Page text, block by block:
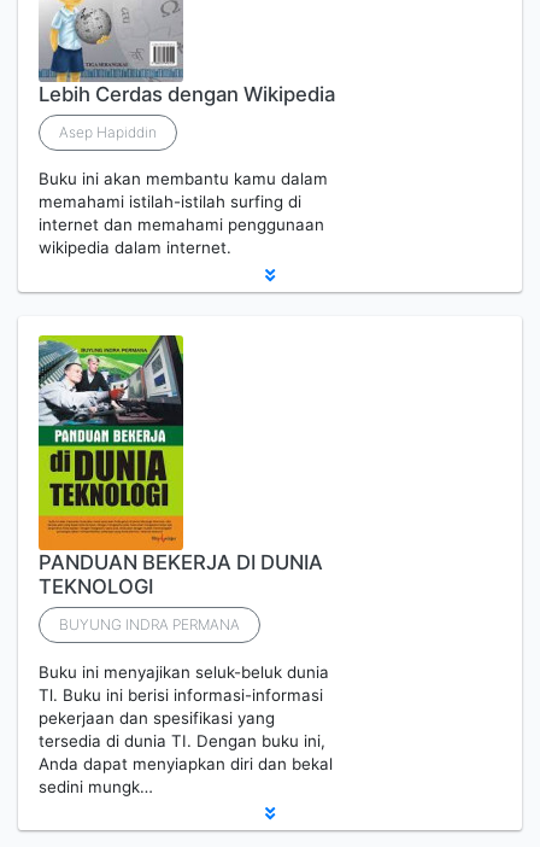
Lebih Cerdas dengan Wikipedia
Asep Hapiddin
Buku ini akan membantu kamu dalam
memahami istilah-istilah surfing di
internet dan memahami penggunaan
wikipedia dalam internet.
PANDUAN BEKERJA DI DUNIA
TEKNOLOGI
BUYUNG INDRA PERMANA
Buku ini menyajikan seluk-beluk dunia
Tl. Buku ini berisi informasi-informasi
pekerjaan dan spesifikasi yang
tersedia di dunia TI. Dengan buku ini,
Anda dapat menyiapkan diri dan bekal
sedini mungk…